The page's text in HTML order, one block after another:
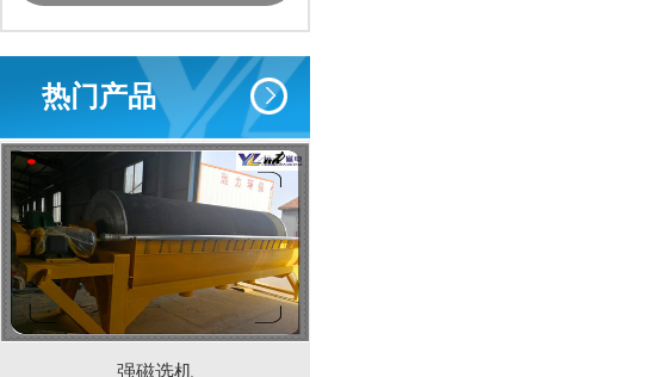
热门产品
强磁选机